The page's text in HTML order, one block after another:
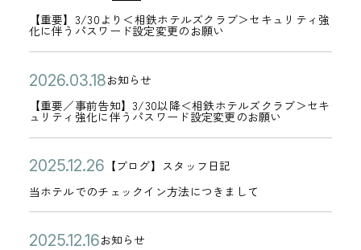
具
合
つ
い
て
】
復
旧
2
2
ッ
シ
グ
サ
イ
ト
へ
誘
導
年
0
4
月
3
ー
リ
ニ
ュ
ー
ア
ル
事
の
知
【重要】3/30より＜相鉄ホテルズクラブ＞セキュリティ強
化に伴うパスワード設定変更のお願い
開
日
0
2
年
0
3
月
0
カ
テ
ゴ
リ
ー
重
要
3
/
3
0
り
【重要／事前告知】3/30以降＜相鉄ホテルズクラブ＞セキ
ュリティ強化に伴うパスワード設定変更のお願い
公
開
日
2
0
2
年
0
3
月
カ
テ
ゴ
リ
ー
お知らせ
【
重
要
事
前
告
知
当ホテルでのチェックイン方法につきまして
公
開
日
2
0
2
5
カ
テ
【ブログ】スタッフ日記
当
ホ
テ
ル
公
2
お知らせ
モ